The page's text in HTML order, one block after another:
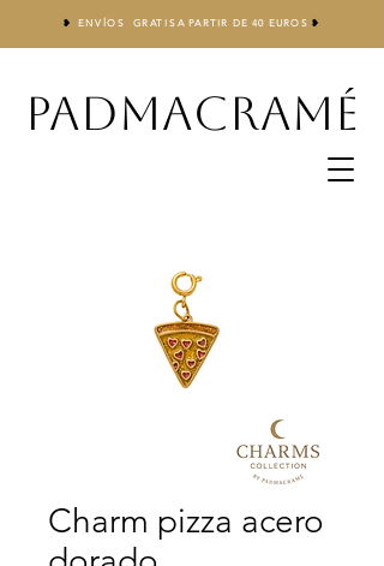
❥ ENVÍOS GRATIS A PARTIR DE 40 EUROS ❥
PADMACRAMÉ
Charm pizza acero